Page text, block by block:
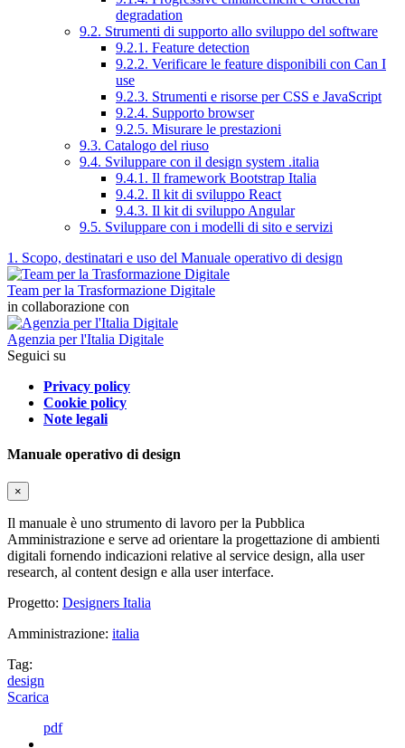
degradation
9.2. Strumenti di supporto allo sviluppo del software
9.2.1. Feature detection
9.2.2. Verificare le feature disponibili con Can I
use
9.2.3. Strumenti e risorse per CSS e JavaScript
9.2.4. Supporto browser
9.2.5. Misurare le prestazioni
9.3. Catalogo del riuso
9.4. Sviluppare con il design system .italia
9.4.1. Il framework Bootstrap Italia
9.4.2. Il kit di sviluppo React
9.4.3. Il kit di sviluppo Angular
9.5. Sviluppare con i modelli di sito e servizi
1. Scopo, destinatari e uso del Manuale operativo di design
Team per la Trasformazione Digitale
in collaborazione con
Agenzia per l'Italia Digitale
Seguici su
Privacy policy
Cookie policy
Note legali
Manuale operativo di design
×
Il manuale è uno strumento di lavoro per la Pubblica
Amministrazione e serve ad orientare la progettazione di ambienti
digitali fornendo indicazioni relative al service design, alla user
research, al content design e alla user interface.
Progetto: Designers Italia
Amministrazione: italia
Tag:
design
Scarica
pdf